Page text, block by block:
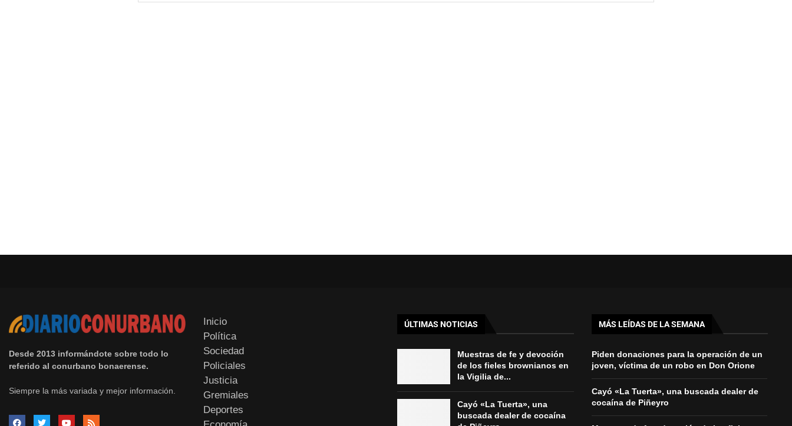
Desde 2013 informándote sobre todo lo
referido al conurbano bonaerense.
Siempre la más variada y mejor información.
Inicio
Política
Sociedad
Policiales
Justicia
Gremiales
Deportes
ÚLTIMAS NOTICIAS
Muestras de fe y devoción
de los fieles brownianos en
la Vigilia de...
Cayó «La Tuerta», una
buscada dealer de cocaína
MÁS LEÍDAS DE LA SEMANA
Piden donaciones para la operación de un
joven, víctima de un robo en Don Orione
Cayó «La Tuerta», una buscada dealer de
cocaína de Piñeyro